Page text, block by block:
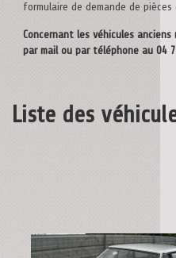
formulaire de demande de
Concernant les véhicules
par mail ou par téléphone au 04
Liste des